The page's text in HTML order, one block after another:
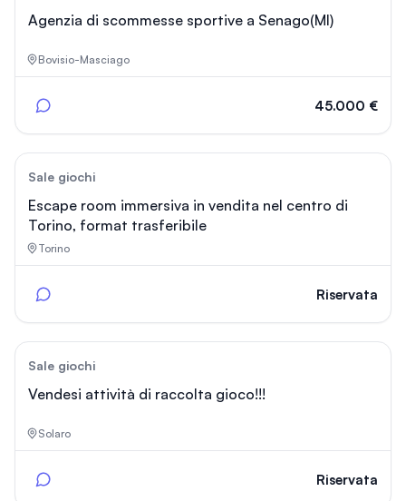
Agenzia di scommesse sportive a Senago(MI)
Bovisio-Masciago
45.000 €
Sale giochi
Escape room immersiva in vendita nel centro di
Torino, format trasferibile
Torino
Riservata
Sale giochi
Vendesi attività di raccolta gioco!!!
Solaro
Riservata